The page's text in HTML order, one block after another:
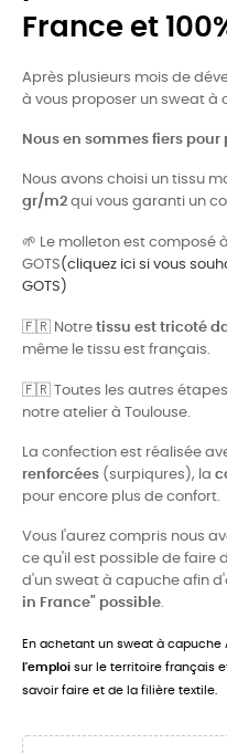
France et
Après plusieurs mois de
à vous proposer un sweat à
Nous en sommes fiers pour
Nous avons choisi un tissu
gr/m2 qui vous garanti un
🌱 Le molleton est composé à
GOTS(cliquez ici si vous
GOTS)
🇫🇷 Notre tissu est tricoté
même le tissu est français.
🇫🇷 Toutes les autres
notre atelier à Toulouse.
La confection est réalisée
renforcées (surpiqures), la
pour encore plus de confort.
Vous l'aurez compris nous
ce qu'il est possible de faire
d'un sweat à capuche afin
in France" possible.
En achetant un sweat à capuche
l'emploi sur le territoire français
savoir faire et de la filière textile.